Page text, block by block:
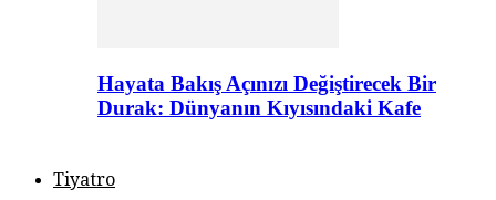
Hayata Bakış Açınızı Değiştirecek Bir
Durak: Dünyanın Kıyısındaki Kafe
Tiyatro